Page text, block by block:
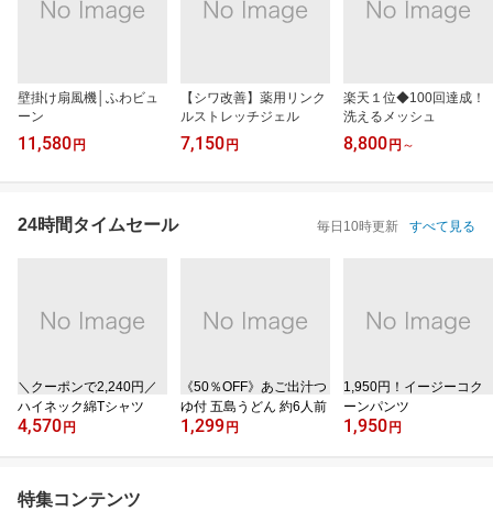
壁掛け扇風機│ふわビュ
ーン
11,580 円
【シワ改善】薬用リンク
ルストレッチジェル
7,150 円
楽天１位◆100回達成！
洗えるメッシュ
8,800 円 ～
24時間タイムセール 毎日10時更新 すべて見る
＼クーポンで2,240円／
ハイネック綿Tシャツ
4,570 円
《50％OFF》あご出汁つ
ゆ付 五島うどん 約6人前
1,299 円
1,950円！イージーコク
ーンパンツ
1,950 円
特集コンテンツ